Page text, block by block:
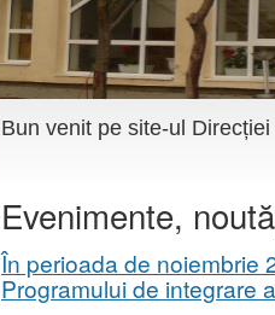
Bun venit pe site-ul
Evenimente,
În perioada de noiembrie
Programului de integrare